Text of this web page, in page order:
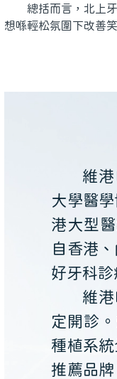
總括而言，北上牙
想喺輕松氛圍下改善
維
大學醫
港大型
自香港
好牙科診
維
定開診
種植系
推薦品